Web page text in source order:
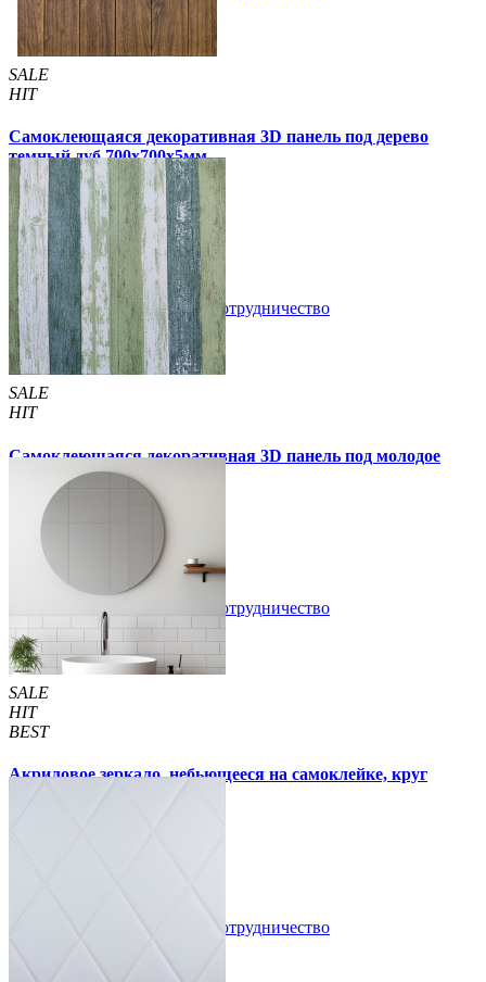
SALE
HIT
Самоклеющаяся декоративная 3D панель под дерево
темный дуб 700x700x5мм
99 грн/шт 170 грн/шт
3 отзывов
Купить В закладки Сотрудничество
SALE
HIT
Самоклеющаяся декоративная 3D панель под молодое
дерево 700x700x5мм
105 грн /шт
Купить Сотрудничество
SALE
HIT
BEST
Акриловое зеркало, небьющееся на самоклейке, круг
Сотрудничество